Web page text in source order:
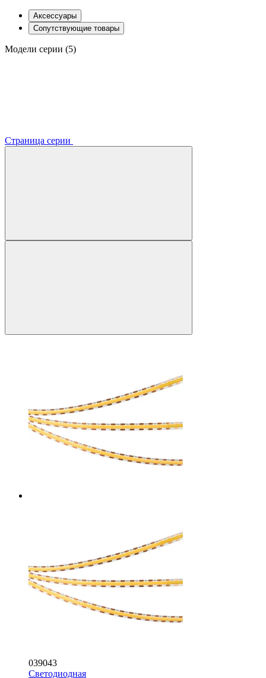
Аксессуары
Сопутствующие товары
Модели серии (5)
Страница серии
039043
Светодиодная